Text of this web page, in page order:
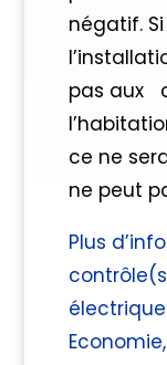
négatif.
pas aux
ce ne
ne peut
Plus